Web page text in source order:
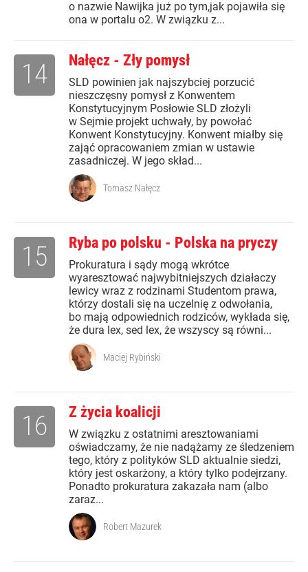
o nazwie Nawijka już po tym,jak pojawiła się
ona w portalu o2. W związku z...
Nałęcz - Zły pomysł
SLD powinien jak najszybciej porzucić
nieszczęsny pomysł z Konwentem
Konstytucyjnym Posłowie SLD złożyli
w Sejmie projekt uchwały, by powołać
Konwent Konstytucyjny. Konwent miałby się
zająć opracowaniem zmian w ustawie
zasadniczej. W jego skład...
14
Tomasz Nałęcz
Ryba po polsku - Polska na pryczy
Prokuratura i sądy mogą wkrótce
wyaresztować najwybitniejszych działaczy
lewicy wraz z rodzinami Studentom prawa,
którzy dostali się na uczelnię z odwołania,
bo mają odpowiednich rodziców, wykłada się,
że dura lex, sed lex, że wszyscy są równi...
15
Maciej Rybiński
Z życia koalicji
W związku z ostatnimi aresztowaniami
oświadczamy, że nie nadążamy ze śledzeniem
tego, który z polityków SLD aktualnie siedzi,
który jest oskarżony, a który tylko podejrzany.
Ponadto prokuratura zakazała nam (albo
zaraz...
16
Robert Mazurek